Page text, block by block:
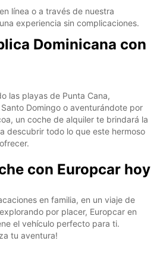
línea o a través de nuestra
experiencia sin complicaciones.
Dominicana con
las playas de Punta Cana,
Domingo o aventurándote por
un coche de alquiler te brindará la
descubrir todo lo que este hermoso
con Europcar hoy
en familia, en un viaje de
por placer, Europcar en
el vehículo perfecto para ti.
tu aventura!